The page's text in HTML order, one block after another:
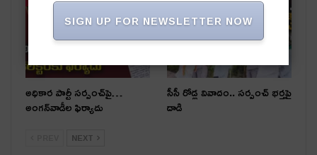
అధికార పార్టీ స‌ర్పంచ్‌పై…
అంగ‌న్‌వాడీల ఫిర్యాదు
సీసీ రోడ్ల వివాదం.. స‌ర్పంచ్ భ‌ర్త‌పై
దాడి
NEXT
SIGN UP FOR NEWSLETTER NOW